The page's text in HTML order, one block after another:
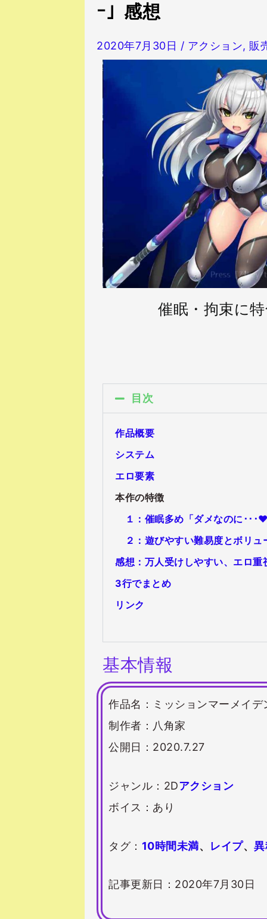
ｰ」感想
2020年7月30日 / アクション, 販
催眠・拘束に
目次
作品概要
システム
エロ要素
本作の特徴
１：催眠多め「ダメなのに･･･
２：遊びやすい難易度とボリュ
感想：万人受けしやすい、エロ重
3行でまとめ
リンク
基本情報
作品名：ミッションマーメイ
制作者：八角家
公開日：2020.7.27
ジャンル：2Dアクション
ボイス：あり
タグ： 10時間未満、 レイプ、
記事更新日：2020年7月30日
ビ
ー